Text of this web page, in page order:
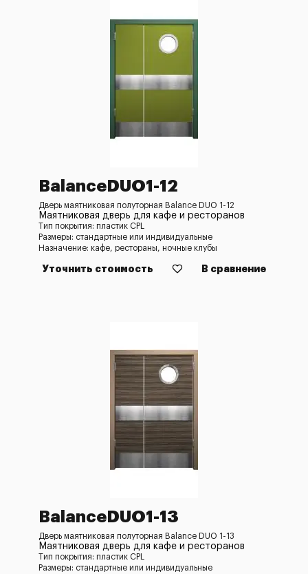
BalanceDUO1-12
Дверь маятниковая полуторная Balance DUO 1-12
Маятниковая дверь для кафе и ресторанов
Тип покрытия: пластик CPL
Размеры: стандартные или индивидуальные
Назначение: кафе, рестораны, ночные клубы
Уточнить стоимость В сравнение
BalanceDUO1-13
Дверь маятниковая полуторная Balance DUO 1-13
Маятниковая дверь для кафе и ресторанов
Тип покрытия: пластик CPL
Размеры: стандартные или индивидуальные